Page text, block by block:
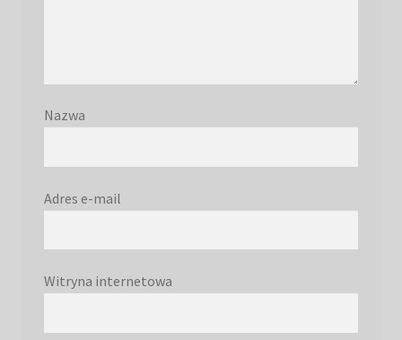
Nazwa
Adres e-mail
Witryna internetowa